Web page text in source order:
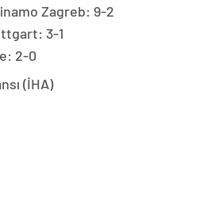
Zagreb: 9-2
3-1
2-0
(İHA)